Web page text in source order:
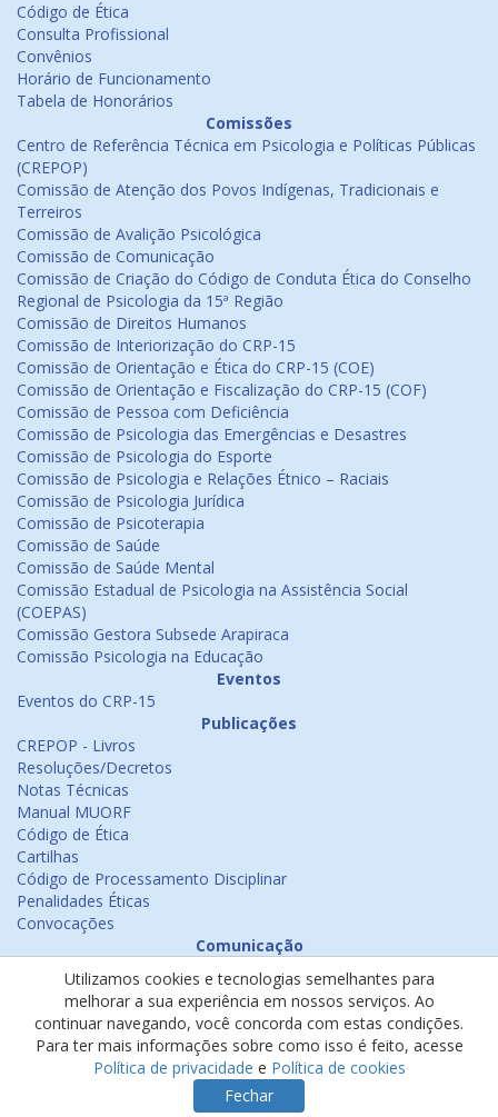
Código de Ética
Consulta Profissional
Convênios
Horário de Funcionamento
Tabela de Honorários
Comissões
Centro de Referência Técnica em Psicologia e Políticas Públicas
(CREPOP)
Comissão de Atenção dos Povos Indígenas, Tradicionais e
Terreiros
Comissão de Avalição Psicológica
Comissão de Comunicação
Comissão de Criação do Código de Conduta Ética do Conselho
Regional de Psicologia da 15ª Região
Comissão de Direitos Humanos
Comissão de Interiorização do CRP-15
Comissão de Orientação e Ética do CRP-15 (COE)
Comissão de Orientação e Fiscalização do CRP-15 (COF)
Comissão de Pessoa com Deficiência
Comissão de Psicologia das Emergências e Desastres
Comissão de Psicologia do Esporte
Comissão de Psicologia e Relações Étnico – Raciais
Comissão de Psicologia Jurídica
Comissão de Psicoterapia
Comissão de Saúde
Comissão de Saúde Mental
Comissão Estadual de Psicologia na Assistência Social
(COEPAS)
Comissão Gestora Subsede Arapiraca
Comissão Psicologia na Educação
Eventos
Eventos do CRP-15
Publicações
CREPOP - Livros
Resoluções/Decretos
Notas Técnicas
Manual MUORF
Código de Ética
Cartilhas
Código de Processamento Disciplinar
Penalidades Éticas
Convocações
Comunicação
Emissão de Certificados
Psicologia na Mídia
Ouvidoria
Política de cookies
Política de privacidade
Utilizamos cookies e tecnologias semelhantes para
melhorar a sua experiência em nossos serviços. Ao
continuar navegando, você concorda com estas condições.
Para ter mais informações sobre como isso é feito, acesse
Política de privacidade e Política de cookies
Fechar